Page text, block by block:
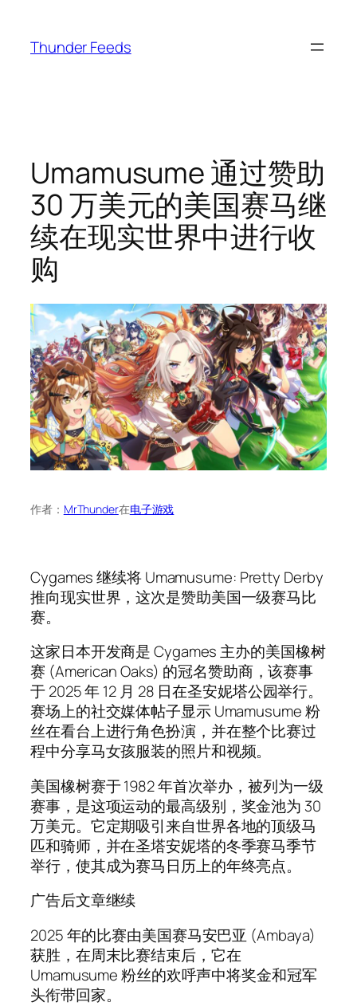
Thunder Feeds
Umamusume 通过赞助
30 万美元的美国赛马继
续在现实世界中进行收
购
作者： MrThunder在电子游戏
Cygames 继续将 Umamusume: Pretty Derby
推向现实世界，这次是赞助美国一级赛马比
赛。
这家日本开发商是 Cygames 主办的美国橡树
赛 (American Oaks) 的冠名赞助商，该赛事
于 2025 年 12 月 28 日在圣安妮塔公园举行。
赛场上的社交媒体帖子显示 Umamusume 粉
丝在看台上进行角色扮演，并在整个比赛过
程中分享马女孩服装的照片和视频。
美国橡树赛于 1982 年首次举办，被列为一级
赛事，是这项运动的最高级别，奖金池为 30
万美元。它定期吸引来自世界各地的顶级马
匹和骑师，并在圣塔安妮塔的冬季赛马季节
举行，使其成为赛马日历上的年终亮点。
广告后文章继续
2025 年的比赛由美国赛马安巴亚 (Ambaya)
获胜，在周末比赛结束后，它在
Umamusume 粉丝的欢呼声中将奖金和冠军
头衔带回家。